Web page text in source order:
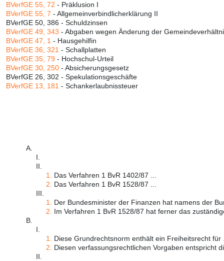
BVerfGE 55, 72 - Präklusion I
BVerfGE 55, 7 - Allgemeinverbindlicherklärung II
BVerfGE 50, 386 - Schuldzinsen
BVerfGE 49, 343 - Abgaben wegen Änderung der
BVerfGE 47, 1 - Hausgehilfin
BVerfGE 36, 321 - Schallplatten
BVerfGE 35, 79 - Hochschul-Urteil
BVerfGE 30, 250 - Absicherungsgesetz
BVerfGE 26, 302 - Spekulationsgeschäfte
BVerfGE 13, 181 - Schankerlaubnissteuer
A.
I.
II.
1.
Das Verfahren 1 BvR 1402/87 ...
2.
Das Verfahren 1 BvR 1528/87 ...
III.
1.
Der Bundesminister der Finanzen hat namens der
2.
Im Verfahren 1 BvR 1528/87 hat ferner das
B.
I.
1.
Diese Grundrechtsnorm enthält ein Freiheitsrecht für
2.
Diesen verfassungsrechtlichen Vorgaben entspricht
II.